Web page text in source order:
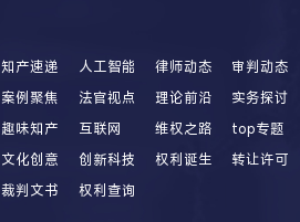
知产速递 人工智能 律师动态
审判动态
案例聚焦 法官视点 理论前沿
实务探讨
趣味知产 互联网 维权之路
top专题
文化创意 创新科技 权利诞生
转让许可
裁判文书 权利查询